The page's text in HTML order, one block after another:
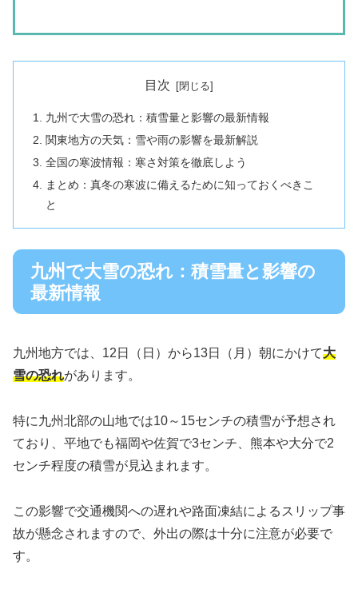
目次
九州で大雪の恐れ：積雪量と影響の最新情報
関東地方の天気：雪や雨の影響を最新解説
全国の寒波情報：寒さ対策を徹底しよう
まとめ：真冬の寒波に備えるために知っておくべきこ
と
九州で大雪の恐れ：積雪量と影響の
最新情報
九州地方では、12日（日）から13日（月）朝にかけて大
雪の恐れがあります。
特に九州北部の山地では10～15センチの積雪が予想され
ており、平地でも福岡や佐賀で3センチ、熊本や大分で2
センチ程度の積雪が見込まれます。
この影響で交通機関への遅れや路面凍結によるスリップ事
故が懸念されますので、外出の際は十分に注意が必要で
す。